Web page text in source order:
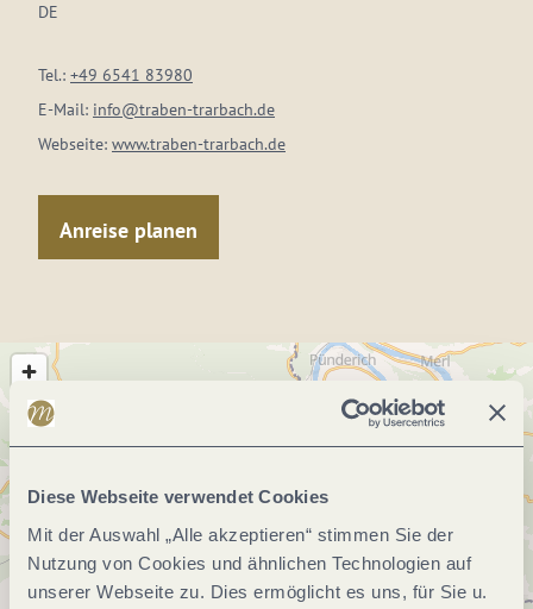
Diese Webseite verwendet Cookies
Mit der Auswahl „Alle akzeptieren“ stimmen Sie der
Nutzung von Cookies und ähnlichen Technologien auf
unserer Webseite zu. Dies ermöglicht es uns, für Sie u.
DE
Tel.: +49 6541 83980
E-Mail: info@traben-trarbach.de
Webseite: www.traben-trarbach.de
Anreise planen